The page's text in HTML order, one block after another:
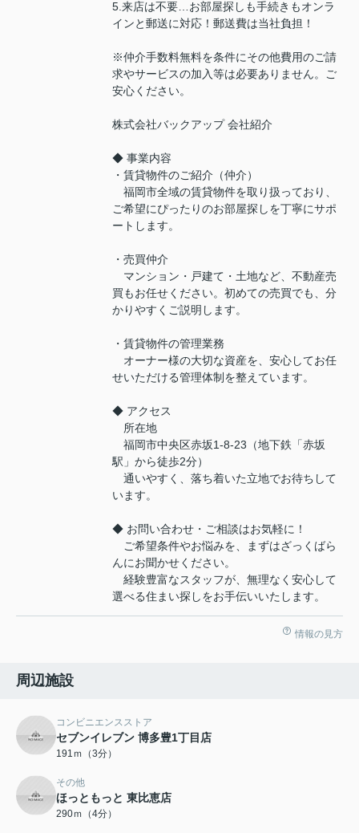
5.来店は不要…お部屋探しも手続きもオンラ
インと郵送に対応！郵送費は当社負担！
※仲介手数料無料を条件にその他費用のご請
求やサービスの加入等は必要ありません。ご
安心ください。
株式会社バックアップ 会社紹介
◆ 事業内容
・賃貸物件のご紹介（仲介）
福岡市全域の賃貸物件を取り扱っており、
ご希望にぴったりのお部屋探しを丁寧にサポ
ートします。
・売買仲介
マンション・戸建て・土地など、不動産売
買もお任せください。初めての売買でも、分
かりやすくご説明します。
・賃貸物件の管理業務
オーナー様の大切な資産を、安心してお任
せいただける管理体制を整えています。
◆ アクセス
所在地
福岡市中央区赤坂1-8-23（地下鉄「赤坂
駅」から徒歩2分）
通いやすく、落ち着いた立地でお待ちして
います。
◆ お問い合わせ・ご相談はお気軽に！
ご希望条件やお悩みを、まずはざっくばら
んにお聞かせください。
経験豊富なスタッフが、無理なく安心して
選べる住まい探しをお手伝いいたします。
情報の見方
周辺施設
コンビニエンスストア
セブンイレブン 博多豊1丁目店
191ｍ（3分）
その他
ほっともっと 東比恵店
290ｍ（4分）